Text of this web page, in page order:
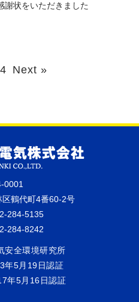
謝状をいただきました
4 Next »
0001
鶴代町4番60-2号
284-5135
284-8242
全環境研究所
年5月19日認証
年5月16日認証